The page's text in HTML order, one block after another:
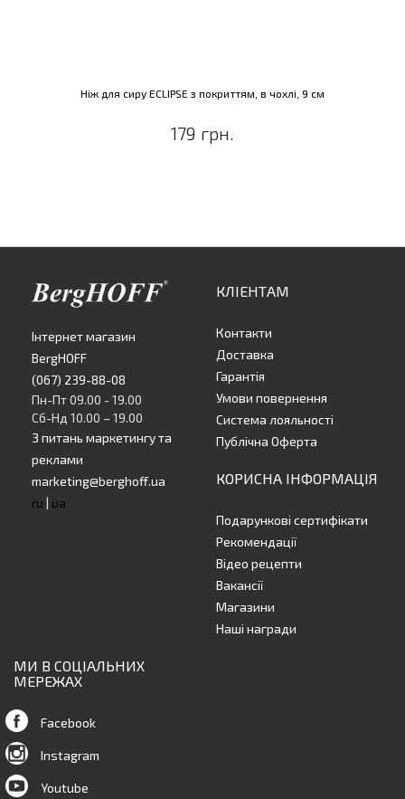
Ніж для сиру ECLIPSE з покриттям, в чохлі, 9 см
179 грн.
Інтернет магазин
BergHOFF
(067) 239-88-08
Пн-Пт 09.00 - 19.00
Сб-Нд 10.00 – 19.00
З питань маркетингу та
реклами
marketing@berghoff.ua
ru | ua
КЛІЕНТАМ
Контакти
Доставка
Гарантія
Умови повернення
Система лояльності
Публічна Оферта
КОРИСНА ІНФОРМАЦІЯ
Подарункові сертифікати
Рекомендації
Відео рецепти
Вакансії
Магазини
Наші награди
МИ В СОЦІАЛЬНИХ
МЕРЕЖАХ
Facebook
Instagram
Youtube